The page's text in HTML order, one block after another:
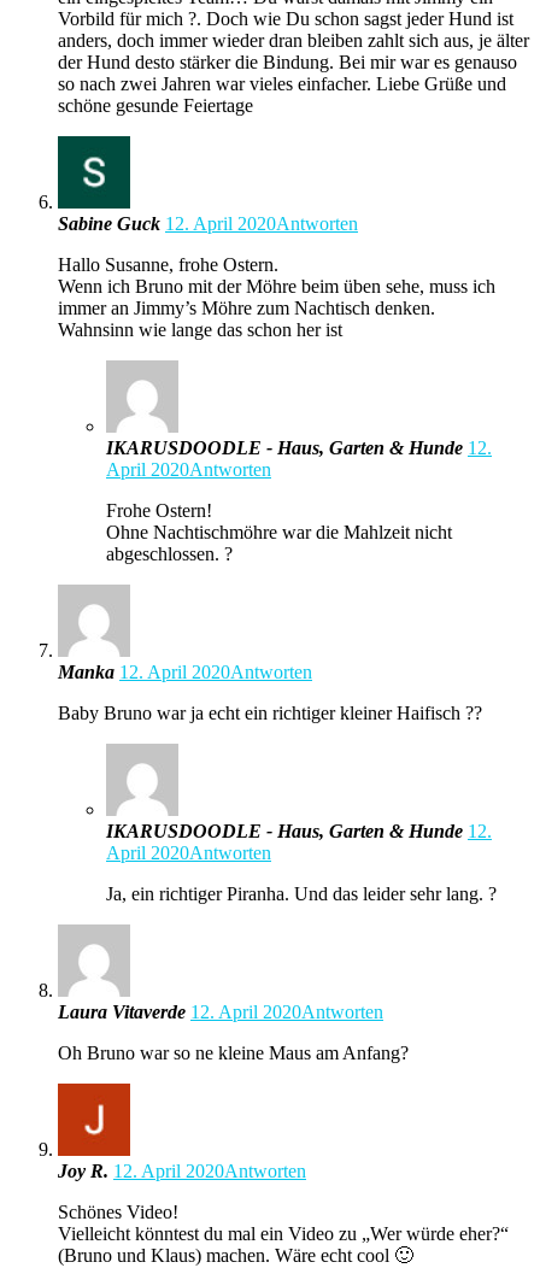
Vorbild für mich ?. Doch wie Du schon sagst jeder Hund ist
anders, doch immer wieder dran bleiben zahlt sich aus, je älter
der Hund desto stärker die Bindung. Bei mir war es genauso
so nach zwei Jahren war vieles einfacher. Liebe Grüße und
schöne gesunde Feiertage
Sabine Guck 12. April 2020Antworten
Hallo Susanne, frohe Ostern.
Wenn ich Bruno mit der Möhre beim üben sehe, muss ich
immer an Jimmy’s Möhre zum Nachtisch denken.
Wahnsinn wie lange das schon her ist
IKARUSDOODLE - Haus, Garten & Hunde 12.
April 2020Antworten
Frohe Ostern!
Ohne Nachtischmöhre war die Mahlzeit nicht
abgeschlossen. ?
Manka 12. April 2020Antworten
Baby Bruno war ja echt ein richtiger kleiner Haifisch ??
IKARUSDOODLE - Haus, Garten & Hunde 12.
April 2020Antworten
Ja, ein richtiger Piranha. Und das leider sehr lang. ?
Laura Vitaverde 12. April 2020Antworten
Oh Bruno war so ne kleine Maus am Anfang?
Joy R. 12. April 2020Antworten
Schönes Video!
Vielleicht könntest du mal ein Video zu „Wer würde eher?“
(Bruno und Klaus) machen. Wäre echt cool 🙂